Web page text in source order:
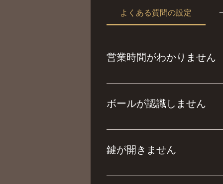
よくある質問の設定
営業時間がわかりません
star-golfclub.com の営業時間を
ボールが認識しません
お手数ですが、パソコンを再起
鍵が開きません
以下の事が考えられます。 １